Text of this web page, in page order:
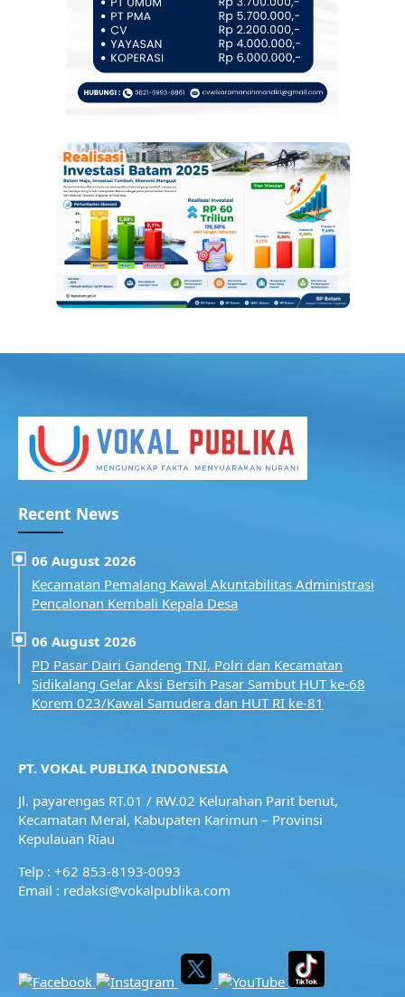
Recent News
06 August 2026
Kecamatan Pemalang Kawal Akuntabilitas Administrasi
Pencalonan Kembali Kepala Desa
06 August 2026
PD Pasar Dairi Gandeng TNI, Polri dan Kecamatan
Sidikalang Gelar Aksi Bersih Pasar Sambut HUT ke-68
Korem 023/Kawal Samudera dan HUT RI ke-81
PT. VOKAL PUBLIKA INDONESIA
Jl. payarengas RT.01 / RW.02 Kelurahan Parit benut,
Kecamatan Meral, Kabupaten Karimun – Provinsi
Kepulauan Riau
Telp : +62 853-8193-0093
Email : redaksi@vokalpublika.com